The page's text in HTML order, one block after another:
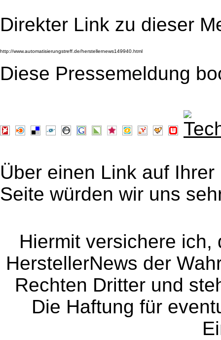
Direkter Link zu dieser
Diese Pressemeldung
Über einen Link auf
Seite würden wir uns
Hiermit versichere
HerstellerNews der
Rechten Dritter und
Die Haftung für